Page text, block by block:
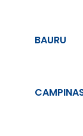
BAURU